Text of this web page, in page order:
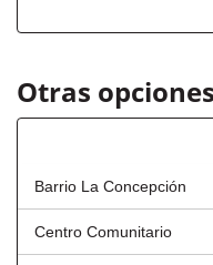
Otras
Barrio La Concepción
Centro Comunitario